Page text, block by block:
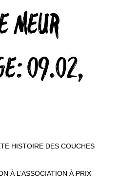
MEUR
09.02,
HISTOIRE DES COUCHES
À L’ASSOCIATION À PRIX